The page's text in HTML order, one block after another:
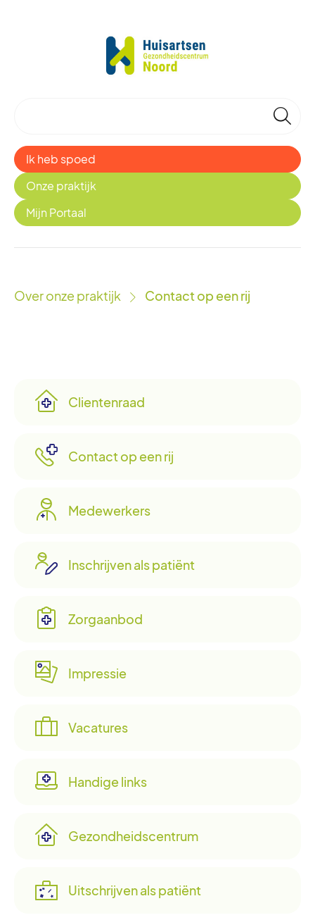
🔎
Onze praktijk
Mijn Portaal
Ik heb spoed
Over onze praktijk › Contact op een rij
Clientenraad
Contact op een rij
Medewerkers
Inschrijven als patiënt
Zorgaanbod
Impressie
Vacatures
Handige links
Gezondheidscentrum
Uitschrijven als patiënt